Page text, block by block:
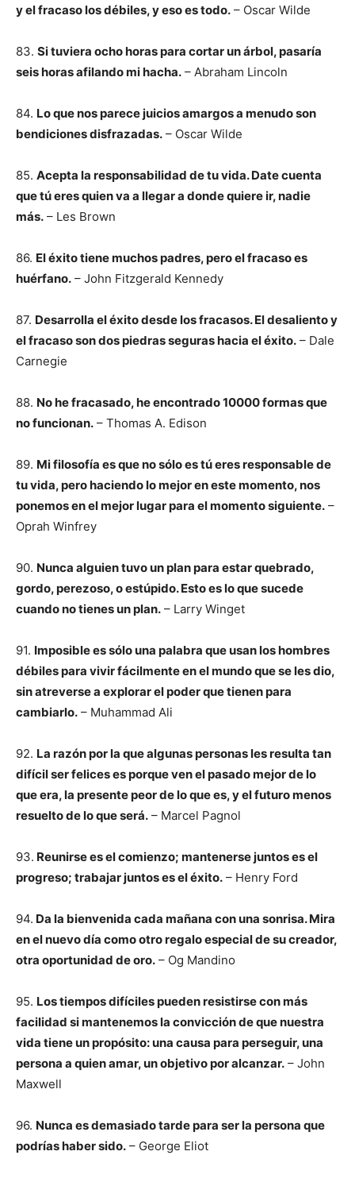
y el fracaso los débiles, y eso es todo. – Oscar Wilde
83. Si tuviera ocho horas para cortar un árbol, pasaría
seis horas afilando mi hacha. – Abraham Lincoln
84. Lo que nos parece juicios amargos a menudo son
bendiciones disfrazadas. – Oscar Wilde
85. Acepta la responsabilidad de tu vida. Date cuenta
que tú eres quien va a llegar a donde quiere ir, nadie
más. – Les Brown
86. El éxito tiene muchos padres, pero el fracaso es
huérfano. – John Fitzgerald Kennedy
87. Desarrolla el éxito desde los fracasos. El desaliento y
el fracaso son dos piedras seguras hacia el éxito. – Dale
Carnegie
88. No he fracasado, he encontrado 10000 formas que
no funcionan. – Thomas A. Edison
89. Mi filosofía es que no sólo es tú eres responsable de
tu vida, pero haciendo lo mejor en este momento, nos
ponemos en el mejor lugar para el momento siguiente. –
Oprah Winfrey
90. Nunca alguien tuvo un plan para estar quebrado,
gordo, perezoso, o estúpido. Esto es lo que sucede
cuando no tienes un plan. – Larry Winget
91. Imposible es sólo una palabra que usan los hombres
débiles para vivir fácilmente en el mundo que se les dio,
sin atreverse a explorar el poder que tienen para
cambiarlo. – Muhammad Ali
92. La razón por la que algunas personas les resulta tan
difícil ser felices es porque ven el pasado mejor de lo
que era, la presente peor de lo que es, y el futuro menos
resuelto de lo que será. – Marcel Pagnol
93. Reunirse es el comienzo; mantenerse juntos es el
progreso; trabajar juntos es el éxito. – Henry Ford
94. Da la bienvenida cada mañana con una sonrisa. Mira
en el nuevo día como otro regalo especial de su creador,
otra oportunidad de oro. – Og Mandino
95. Los tiempos difíciles pueden resistirse con más
facilidad si mantenemos la convicción de que nuestra
vida tiene un propósito: una causa para perseguir, una
persona a quien amar, un objetivo por alcanzar. – John
Maxwell
96. Nunca es demasiado tarde para ser la persona que
podrías haber sido. – George Eliot